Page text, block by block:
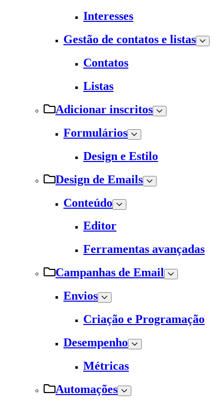
Interesses
Gestão de contatos e listas
Contatos
Listas
Adicionar inscritos
Formulários
Design e Estilo
Design de Emails
Conteúdo
Editor
Ferramentas avançadas
Campanhas de Email
Envios
Criação e Programação
Desempenho
Métricas
Automações